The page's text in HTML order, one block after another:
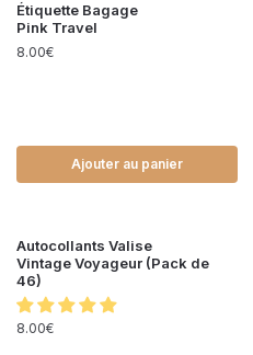
Étiquette Bagage
Pink Travel
8.00€
Ajouter au panier
Autocollants Valise
Vintage Voyageur (Pack de
46)
8.00€